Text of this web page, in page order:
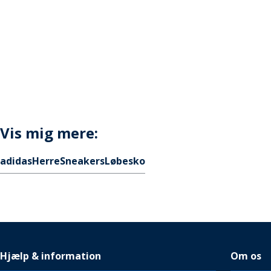
Vis mig mere:
adidasHerreSneakersLøbesko
Hjælp & information Om os